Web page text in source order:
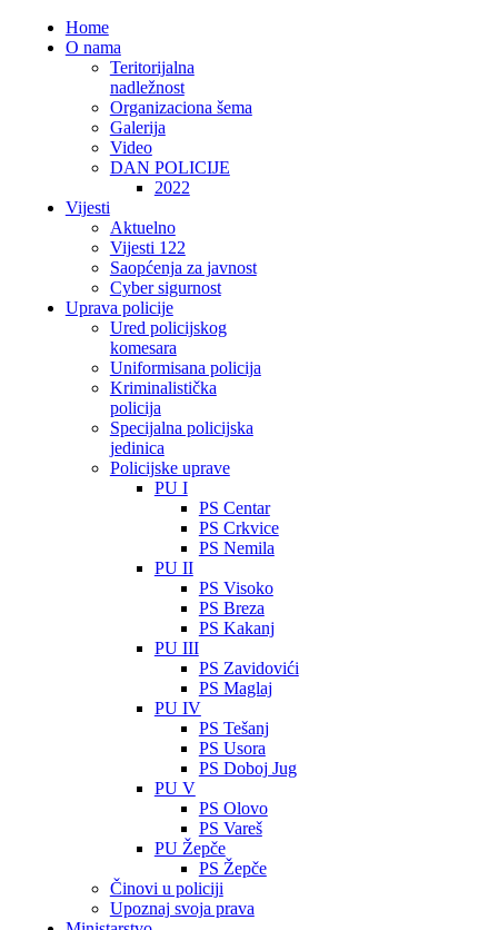
Home
O nama
Teritorijalna
nadležnost
Organizaciona šema
Galerija
Video
DAN POLICIJE
2022
Vijesti
Aktuelno
Vijesti 122
Saopćenja za javnost
Cyber sigurnost
Uprava policije
Ured policijskog
komesara
Uniformisana policija
Kriminalistička
policija
Specijalna policijska
jedinica
Policijske uprave
PU I
PS Centar
PS Crkvice
PS Nemila
PU II
PS Visoko
PS Breza
PS Kakanj
PU III
PS Zavidovići
PS Maglaj
PU IV
PS Tešanj
PS Usora
PS Doboj Jug
PU V
PS Olovo
PS Vareš
PU Žepče
PS Žepče
Činovi u policiji
Upoznaj svoja prava